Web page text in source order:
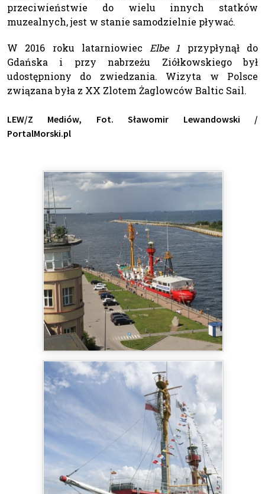
przeciwieństwie do wielu innych statków
muzealnych, jest w stanie samodzielnie pływać.
W 2016 roku latarniowiec Elbe 1 przypłynął do
Gdańska i przy nabrzeżu Ziółkowskiego był
udostępniony do zwiedzania. Wizyta w Polsce
związana była z XX Zlotem Żaglowców Baltic Sail.
LEW/Z Mediów, Fot. Sławomir Lewandowski /
PortalMorski.pl